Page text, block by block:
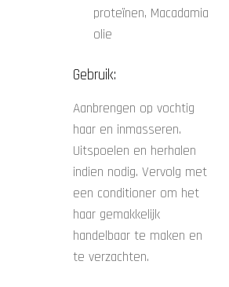
proteïnen, Macadamia
olie
Gebruik:
Aanbrengen op vochtig
haar en inmasseren.
Uitspoelen en herhalen
indien nodig. Vervolg met
een conditioner om het
haar gemakkelijk
handelbaar te maken en
te verzachten.